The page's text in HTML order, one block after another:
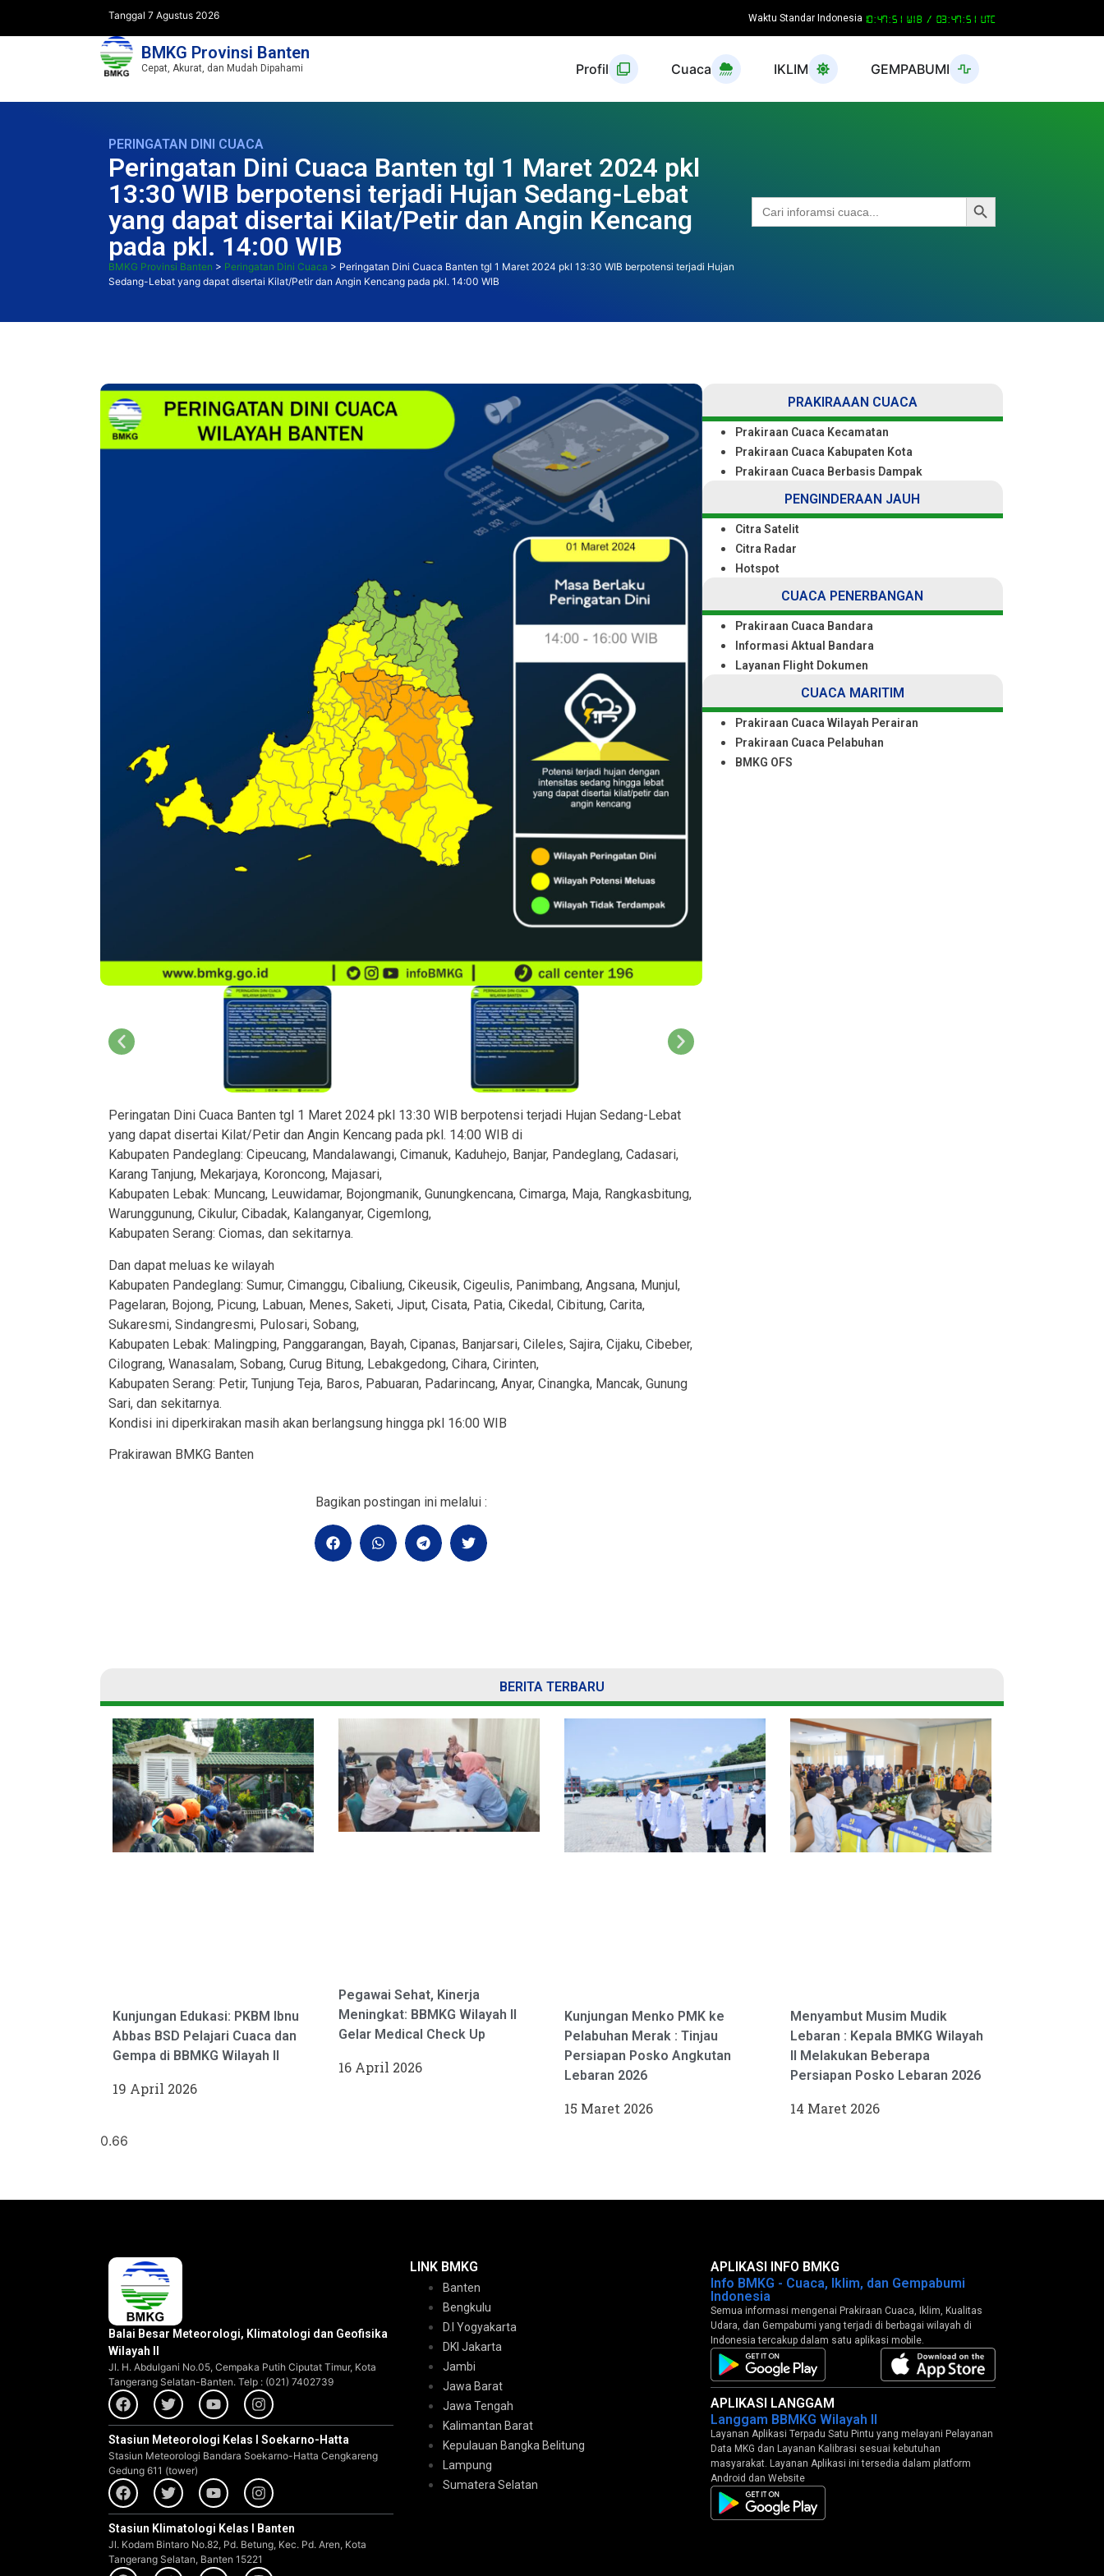
Tanggal 7 Agustus 2026 Waktu Standar Indonesia 10:47:51 WIB / 03:47:51 UTC
BMKG Provinsi Banten
Cepat, Akurat, dan Mudah Dipahami Profil Cuaca IKLIM GEMPABUMI
PERINGATAN DINI CUACA
Peringatan Dini Cuaca Banten tgl 1 Maret 2024 pkl
13:30 WIB berpotensi terjadi Hujan Sedang-Lebat
yang dapat disertai Kilat/Petir dan Angin Kencang
pada pkl. 14:00 WIB
BMKG Provinsi Banten > Peringatan Dini Cuaca > Peringatan Dini Cuaca Banten tgl 1 Maret 2024 pkl 13:30 WIB berpotensi terjadi Hujan
Sedang-Lebat yang dapat disertai Kilat/Petir dan Angin Kencang pada pkl. 14:00 WIB
Search
for:
Search Button
Peringatan Dini Cuaca Banten tgl 1 Maret 2024 pkl 13:30 WIB berpotensi terjadi Hujan Sedang-Lebat
yang dapat disertai Kilat/Petir dan Angin Kencang pada pkl. 14:00 WIB di
Kabupaten Pandeglang: Cipeucang, Mandalawangi, Cimanuk, Kaduhejo, Banjar, Pandeglang, Cadasari,
Karang Tanjung, Mekarjaya, Koroncong, Majasari,
Kabupaten Lebak: Muncang, Leuwidamar, Bojongmanik, Gunungkencana, Cimarga, Maja, Rangkasbitung,
Warunggunung, Cikulur, Cibadak, Kalanganyar, Cigemlong,
Kabupaten Serang: Ciomas, dan sekitarnya.
Dan dapat meluas ke wilayah
Kabupaten Pandeglang: Sumur, Cimanggu, Cibaliung, Cikeusik, Cigeulis, Panimbang, Angsana, Munjul,
Pagelaran, Bojong, Picung, Labuan, Menes, Saketi, Jiput, Cisata, Patia, Cikedal, Cibitung, Carita,
Sukaresmi, Sindangresmi, Pulosari, Sobang,
Kabupaten Lebak: Malingping, Panggarangan, Bayah, Cipanas, Banjarsari, Cileles, Sajira, Cijaku, Cibeber,
Cilograng, Wanasalam, Sobang, Curug Bitung, Lebakgedong, Cihara, Cirinten,
Kabupaten Serang: Petir, Tunjung Teja, Baros, Pabuaran, Padarincang, Anyar, Cinangka, Mancak, Gunung
Sari, dan sekitarnya.
Kondisi ini diperkirakan masih akan berlangsung hingga pkl 16:00 WIB
Prakirawan BMKG Banten
Bagikan postingan ini melalui :
PRAKIRAAAN CUACA
Prakiraan Cuaca Kecamatan
Prakiraan Cuaca Kabupaten Kota
Prakiraan Cuaca Berbasis Dampak
PENGINDERAAN JAUH
Citra Satelit
Citra Radar
Hotspot
CUACA PENERBANGAN
Prakiraan Cuaca Bandara
Informasi Aktual Bandara
Layanan Flight Dokumen
CUACA MARITIM
Prakiraan Cuaca Wilayah Perairan
Prakiraan Cuaca Pelabuhan
BMKG OFS
BERITA TERBARU
Kunjungan Edukasi: PKBM Ibnu
Abbas BSD Pelajari Cuaca dan
Gempa di BBMKG Wilayah II
19 April 2026
Pegawai Sehat, Kinerja
Meningkat: BBMKG Wilayah II
Gelar Medical Check Up
16 April 2026
Kunjungan Menko PMK ke
Pelabuhan Merak : Tinjau
Persiapan Posko Angkutan
Lebaran 2026
15 Maret 2026
Menyambut Musim Mudik
Lebaran : Kepala BMKG Wilayah
II Melakukan Beberapa
Persiapan Posko Lebaran 2026
14 Maret 2026
Balai Besar Meteorologi, Klimatologi dan Geofisika
Wilayah II
Jl. H. Abdulgani No.05, Cempaka Putih Ciputat Timur, Kota
Tangerang Selatan-Banten. Telp : (021) 7402739
Stasiun Meteorologi Kelas I Soekarno-Hatta
Stasiun Meteorologi Bandara Soekarno-Hatta Cengkareng
Gedung 611 (tower)
Stasiun Klimatologi Kelas I Banten
Jl. Kodam Bintaro No.82, Pd. Betung, Kec. Pd. Aren, Kota
Tangerang Selatan, Banten 15221
LINK BMKG
Banten
Bengkulu
D.I Yogyakarta
DKI Jakarta
Jambi
Jawa Barat
Jawa Tengah
Kalimantan Barat
Kepulauan Bangka Belitung
Lampung
Sumatera Selatan
APLIKASI INFO BMKG
Info BMKG - Cuaca, Iklim, dan Gempabumi
Indonesia
Semua informasi mengenai Prakiraan Cuaca, Iklim, Kualitas
Udara, dan Gempabumi yang terjadi di berbagai wilayah di
Indonesia tercakup dalam satu aplikasi mobile.
APLIKASI LANGGAM
Langgam BBMKG Wilayah II
Layanan Aplikasi Terpadu Satu Pintu yang melayani Pelayanan
Data MKG dan Layanan Kalibrasi sesuai kebutuhan
masyarakat. Layanan Aplikasi ini tersedia dalam platform
Android dan Website